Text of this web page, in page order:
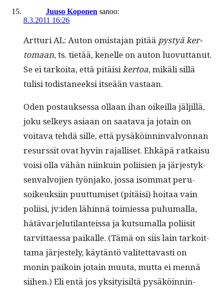
Juuso Koponen sanoo:
8.3.2011 16:26
Art­turi AL: Auton omis­ta­jan pitää pystyä ker­
tomaan, ts. tietää, kenelle on auton luovut­tanut.
Se ei tarkoi­ta, että pitäisiker­toa, mikäli sil­lä
tulisi todis­ta­neek­si itseään vastaan.
Oden postauk­ses­sa ollaan ihan oikeil­la jäljil­lä,
joku selkeys asi­aan on saata­va ja jotain on
voita­va tehdä sille, että pysäköin­nin­valvon­nan
resurssit ovat hyvin rajal­liset. Ehkäpä ratkaisu
voisi olla vähän niinkuin poli­isien ja järjestyk­
sen­valvo­jien työn­jako, jos­sa isom­mat peru­
soikeuk­si­in puut­tumiset (pitäisi) hoitaa vain
poli­isi, jv:iden lähin­nä toimies­sa puhu­mal­la,
hätä­var­je­lu­ti­lanteis­sa ja kut­sumal­la poli­isit
tarvit­taes­sa paikalle. (Tämä on siis lain tarkoit­
ta­ma jär­jeste­ly, käytän­tö valitet­tavasti on
monin paikoin jotain muu­ta, mut­ta ei men­nä
siihen.) Eli entä jos yksi­ty­isiltä pysäköin­nin­